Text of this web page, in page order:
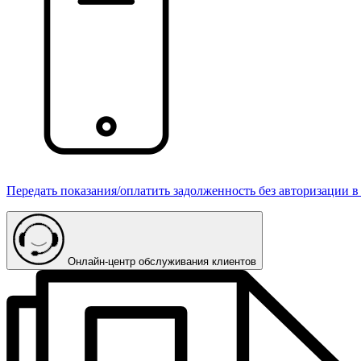
Передать показания/оплатить задолженность без авторизации
Онлайн-центр обслуживания клиентов